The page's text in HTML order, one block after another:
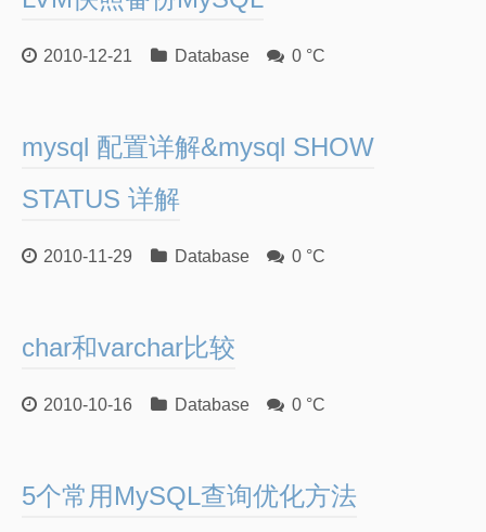
2010-12-21 Database 0 °C
mysql 配置详解&mysql SHOW
STATUS 详解
2010-11-29 Database 0 °C
char和varchar比较
2010-10-16 Database 0 °C
5个常用MySQL查询优化方法